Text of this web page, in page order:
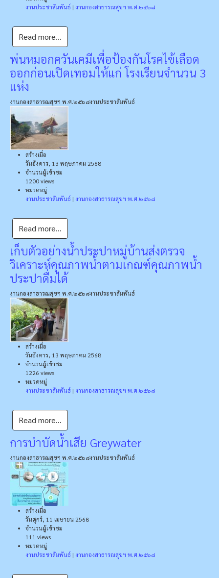
งานประชาสัมพันธ์ | งานกองสาธารณสุขฯ พ.ศ.๒๕๖๘
Read more...
พ่นหมอกควันเคมีเพื่อป้องกันโรคไข้เลือด
ออกก่อนเปิดเทอมให้แก่ โรงเรียนจำนวน 3
แห่ง
งานกองสาธารณสุขฯ พ.ศ.๒๕๖๘งานประชาสัมพันธ์
สร้างเมื่อ
วันอังคาร, 13 พฤษภาคม 2568
จำนวนผู้เข้าชม
1200 views
หมวดหมู่
งานประชาสัมพันธ์ | งานกองสาธารณสุขฯ พ.ศ.๒๕๖๘
Read more...
เก็บตัวอย่างน้ำประปาหมู่บ้านส่งตรวจ
วิเคราะห์คุณภาพน้ำตามเกณฑ์คุณภาพน้ำ
ประปาดื่มได้
งานกองสาธารณสุขฯ พ.ศ.๒๕๖๘งานประชาสัมพันธ์
สร้างเมื่อ
วันอังคาร, 13 พฤษภาคม 2568
จำนวนผู้เข้าชม
1226 views
หมวดหมู่
งานประชาสัมพันธ์ | งานกองสาธารณสุขฯ พ.ศ.๒๕๖๘
Read more...
การบำบัดน้ำเสีย Greywater
งานกองสาธารณสุขฯ พ.ศ.๒๕๖๘งานประชาสัมพันธ์
สร้างเมื่อ
วันศุกร์, 11 เมษายน 2568
จำนวนผู้เข้าชม
111 views
หมวดหมู่
งานประชาสัมพันธ์ | งานกองสาธารณสุขฯ พ.ศ.๒๕๖๘